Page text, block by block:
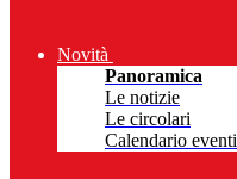
Novità
Panoramica
Le notizie
Le circolari
Calendario eventi